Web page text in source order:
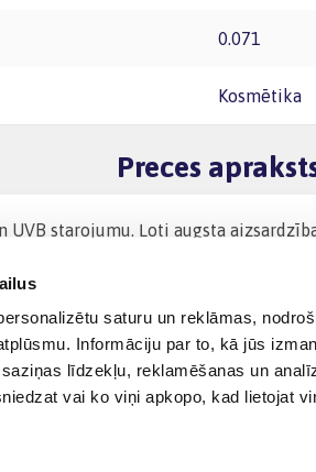
saturu un reklāmas,
Informāciju par to, kā jūs
līdzekļu, reklamēšanas un
vai ko viņi apkopo, kad lietojat
0.071
Kosmētika
Preces
starojumu. Ļoti augsta